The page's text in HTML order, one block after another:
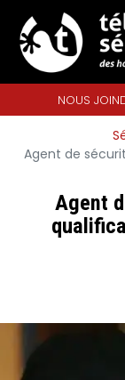
NOUS
Agent de
Agent
Panneau de